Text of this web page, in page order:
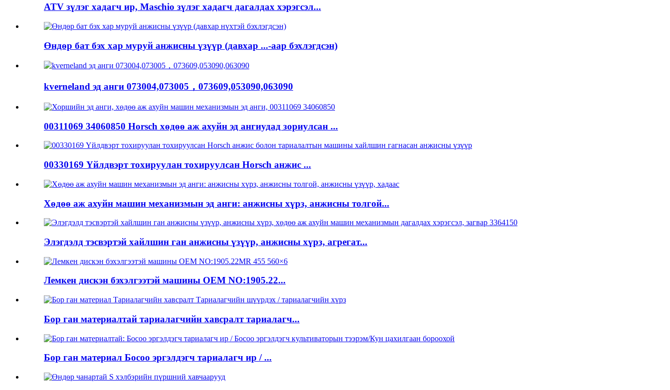
ATV зүлэг хадагч ир, Maschio зүлэг хадагч дагалдах хэрэгсэл...
Өндөр бат бэх хар муруй анжисны үзүүр (давхар ...-аар бэхлэгдсэн)
kverneland эд анги 073004,073005，073609,053090,063090
00311069 34060850 Horsch хөдөө аж ахуйн эд ангиудад зориулсан ...
00330169 Үйлдвэрт тохируулан тохируулсан Horsch анжис ...
Хөдөө аж ахуйн машин механизмын эд анги: анжисны хүрз, анжисны толгой...
Элэгдэлд тэсвэртэй хайлшин ган анжисны үзүүр, анжисны хүрз, агрегат...
Лемкен дискэн бэхэлгээтэй машины OEM NO:1905.22...
Бор ган материалтай тариалагчийн хавсралт тариалагч...
Бор ган материал Босоо эргэлдэгч тариалагч ир / ...